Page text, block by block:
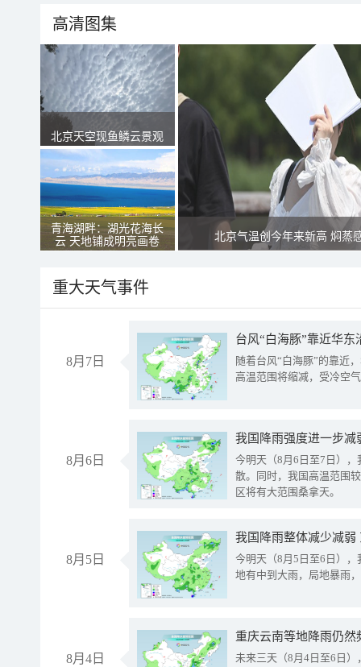
高清图集
北京天空现鱼鳞云景观
青海湖畔：湖光花海长
云 天地铺成明亮画卷
北京气温创今年来新高 焖蒸
重大天气事件
8月7日
台风“白海豚”靠近华
随着台风“白海豚”的靠近
高温范围将缩减，受冷空
8月6日
今明天（8月6日至7日）
散。同时，我国高温范围
区将有大范围桑拿天。
8月5日
我国降雨整体减少减弱
今明天（8月5日至6日）
地有中到大雨，局地暴雨
8月4日
重庆云南等地降雨仍然
未来三天（8月4日至6日